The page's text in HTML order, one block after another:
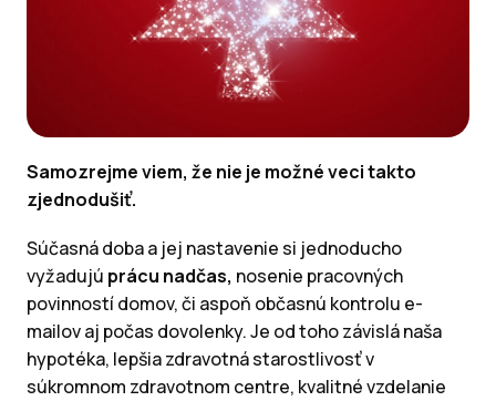
Samozrejme viem, že nie je možné veci takto
zjednodušiť.
Súčasná doba a jej nastavenie si jednoducho
vyžadujú prácu nadčas, nosenie pracovných
povinností domov, či aspoň občasnú kontrolu e-
mailov aj počas dovolenky. Je od toho závislá naša
hypotéka, lepšia zdravotná starostlivosť v
súkromnom zdravotnom centre, kvalitné vzdelanie